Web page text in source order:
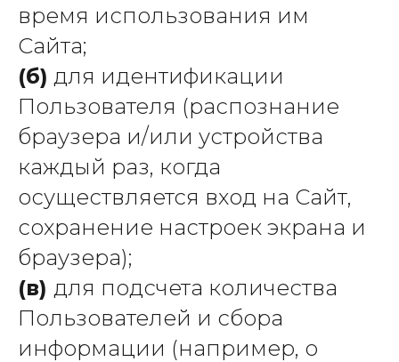
время использования им
Сайта;
(б) для идентификации
Пользователя (распознание
браузера и/или устройства
каждый раз, когда
осуществляется вход на Сайт,
сохранение настроек экрана и
браузера);
(в) для подсчета количества
Пользователей и сбора
информации (например, о